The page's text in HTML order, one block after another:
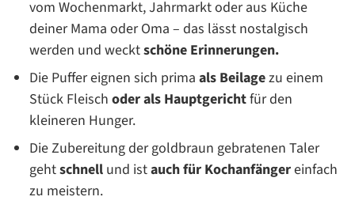
vom Wochenmarkt, Jahrmarkt oder aus Küche
deiner Mama oder Oma – das lässt nostalgisch
werden und wecktschöne Erinnerungen.
Die Puffer eignen sich prima als Beilagezu einem
Stück Fleisch oder als Hauptgerichtfür den
kleineren Hunger.
Die Zubereitung der goldbraun gebratenen Taler
gehtschnell und istauch für Kochanfängereinfach
zu meistern.